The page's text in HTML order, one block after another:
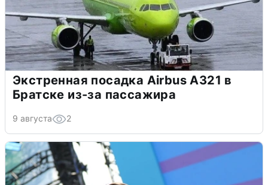
Экстренная посадка Airbus A321 в
Братске из-за пассажира
9 августа 2